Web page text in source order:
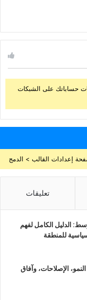
حساباتك على الشبكات
تعليقات
الدليل الكامل لفهم
للمنطقة
الإصلاحات، وآفاق